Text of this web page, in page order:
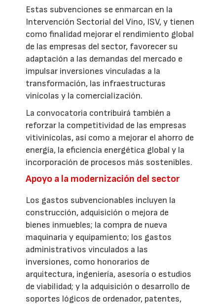
Estas subvenciones se enmarcan en la
Intervención Sectorial del Vino, ISV, y tienen
como finalidad mejorar el rendimiento global
de las empresas del sector, favorecer su
adaptación a las demandas del mercado e
impulsar inversiones vinculadas a la
transformación, las infraestructuras
vinícolas y la comercialización.
La convocatoria contribuirá también a
reforzar la competitividad de las empresas
vitivinícolas, así como a mejorar el ahorro de
energía, la eficiencia energética global y la
incorporación de procesos más sostenibles.
Apoyo a la modernización del sector
Los gastos subvencionables incluyen la
construcción, adquisición o mejora de
bienes inmuebles; la compra de nueva
maquinaria y equipamiento; los gastos
administrativos vinculados a las
inversiones, como honorarios de
arquitectura, ingeniería, asesoría o estudios
de viabilidad; y la adquisición o desarrollo de
soportes lógicos de ordenador, patentes,